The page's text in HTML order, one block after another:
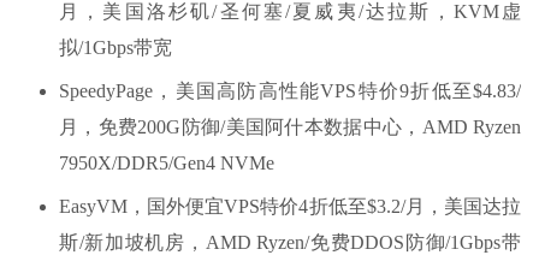
月，美国洛杉矶/圣何塞/夏威夷/达拉斯，KVM虚
拟/1Gbps带宽
SpeedyPage，美国高防高性能VPS特价9折低至$4.83/
月，免费200G防御/美国阿什本数据中心，AMD Ryzen
7950X/DDR5/Gen4 NVMe
EasyVM，国外便宜VPS特价4折低至$3.2/月，美国达拉
斯/新加坡机房，AMD Ryzen/免费DDOS防御/1Gbps带